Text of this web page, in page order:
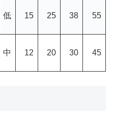
低 15 25 38 55
中 12 20 30 45